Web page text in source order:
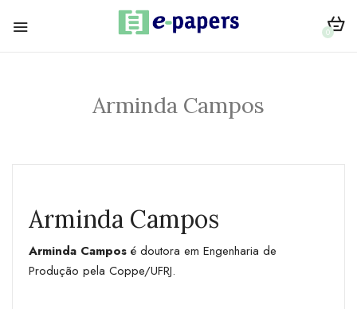
0
Arminda Campos
Arminda Campos
Arminda Campos é doutora em Engenharia de
Produção pela Coppe/UFRJ.